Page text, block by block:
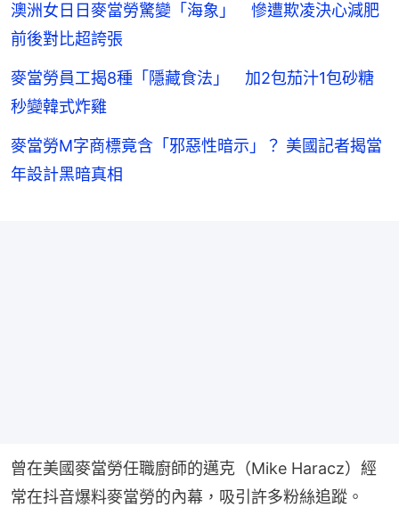
澳洲女日日麥當勞驚變「海象」 慘遭欺凌決心減肥
前後對比超誇張
麥當勞員工揭8種「隱藏食法」 加2包茄汁1包砂糖
秒變韓式炸雞
麥當勞M字商標竟含「邪惡性暗示」？ 美國記者揭當
年設計黑暗真相
曾在美國麥當勞任職廚師的邁克（Mike Haracz）經
常在抖音爆料麥當勞的內幕，吸引許多粉絲追蹤。